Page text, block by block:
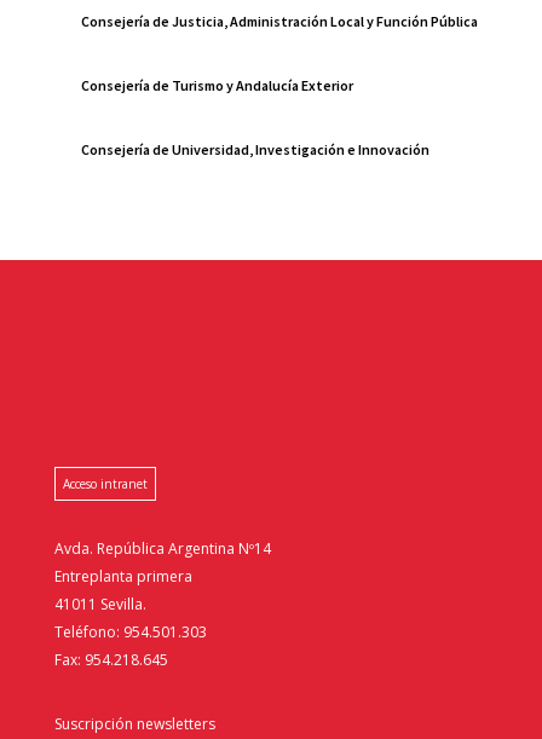
Consejería de Justicia, Administración Local y Función Pública
Consejería de Turismo y Andalucía Exterior
Consejería de Universidad, Investigación e Innovación
Acceso intranet
Avda. República Argentina Nº14
Entreplanta primera
41011 Sevilla.
Teléfono: 954.501.303
Fax: 954.218.645
Suscripción newsletters